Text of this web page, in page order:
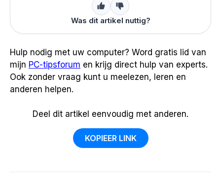
Was dit artikel nuttig?
Hulp nodig met uw computer? Word gratis lid van
mijn PC-tipsforum en krijg direct hulp van experts.
Ook zonder vraag kunt u meelezen, leren en
anderen helpen.
Deel dit artikel eenvoudig met anderen.
KOPIEER LINK